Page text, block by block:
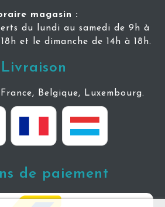
magasin :
du lundi au samedi de 9h à
et le dimanche de 14h à 18h.
Livraison
Belgique, Luxembourg.
de paiement